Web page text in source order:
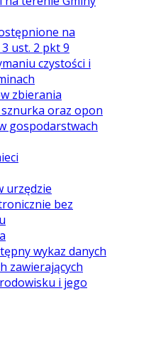
na
ust. 2 pkt 9
czystości i
zbierania
oraz opon
gospodarstwach
urzędzie
bez
wykaz danych
zawierających
i jego